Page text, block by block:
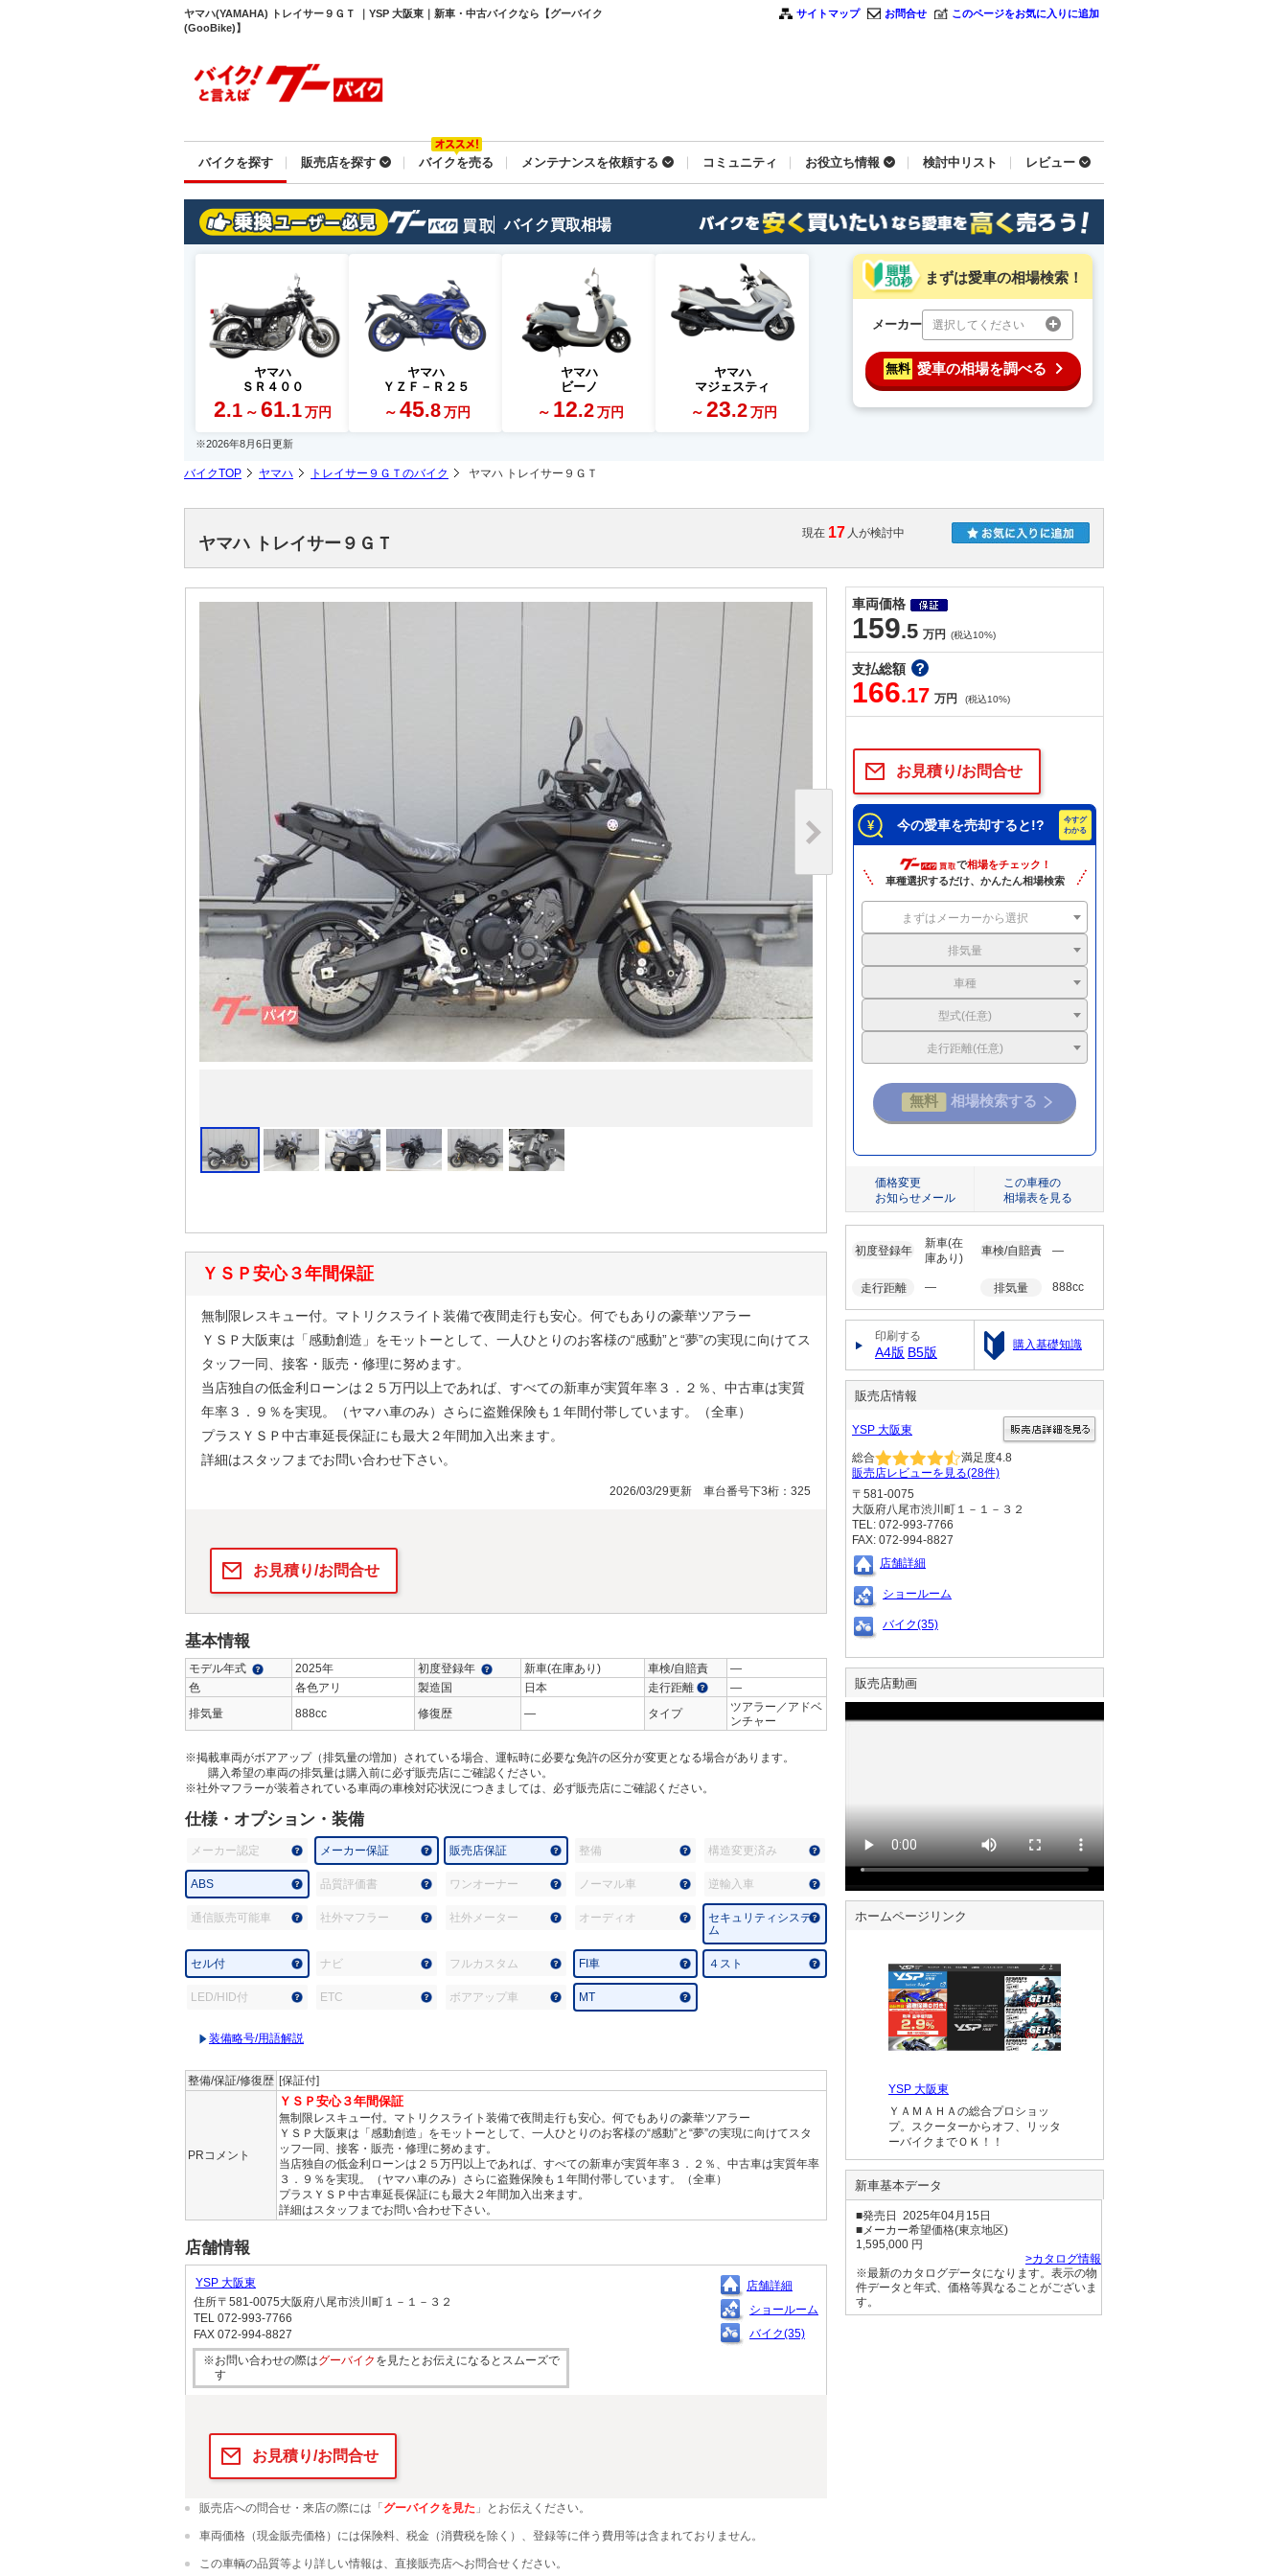
ヤマハ(YAMAHA) トレイサー９ＧＴ ｜YSP 大阪東｜新車・中古バイクなら【グーバイク
(GooBike)】
サイトマップ お問合せ このページをお気に入りに追加
バイクを探す 販売店を探す バイクを売る メンテナンスを依頼する コミュニティ お役立ち情報 検討中リスト レビュー
バイク買取相場
ヤマハ
ＳＲ４００
2.1 ～ 61.1 万円
ヤマハ
ＹＺＦ－Ｒ２５
～ 45.8 万円
ヤマハ
ビーノ
～ 12.2 万円
ヤマハ
マジェスティ
～ 23.2 万円
まずは愛車の相場検索！
メーカー 選択してください
無料 愛車の相場を調べる
※2026年8月6日更新
バイクTOP ヤマハ トレイサー９ＧＴのバイク ヤマハ トレイサー９ＧＴ
現在 17 人が検討中
ヤマハ トレイサー９ＧＴ
ＹＳＰ安心３年間保証
無制限レスキュー付。マトリクスライト装備で夜間走行も安心。何でもありの豪華ツアラー
ＹＳＰ大阪東は「感動創造」をモットーとして、一人ひとりのお客様の“感動”と“夢”の実現に向けてス
タッフ一同、接客・販売・修理に努めます。
当店独自の低金利ローンは２５万円以上であれば、すべての新車が実質年率３．２％、中古車は実質
年率３．９％を実現。（ヤマハ車のみ）さらに盗難保険も１年間付帯しています。（全車）
プラスＹＳＰ中古車延長保証にも最大２年間加入出来ます。
詳細はスタッフまでお問い合わせ下さい。
2026/03/29更新 車台番号下3桁：325
お見積り/お問合せ
基本情報
モデル年式 2025年 初度登録年 新車(在庫あり) 車検/自賠責
―
色
各色アリ 製造国 日本 走行距離
―
排気量
888cc 修復歴 ― タイプ
ツアラー／アドベ
ンチャー
※掲載車両がボアアップ（排気量の増加）されている場合、運転時に必要な免許の区分が変更となる場合があります。
購入希望の車両の排気量は購入前に必ず販売店にご確認ください。
※社外マフラーが装着されている車両の車検対応状況につきましては、必ず販売店にご確認ください。
仕様・オプション・装備
メーカー認定 メーカー保証 販売店保証 整備 構造変更済み
ABS 品質評価書 ワンオーナー ノーマル車 逆輸入車
通信販売可能車 社外マフラー 社外メーター オーディオ
セキュリティシステ
ム
セル付 ナビ フルカスタム FI車 ４スト
LED/HID付 ETC ボアアップ車 MT
装備略号/用語解説
整備/保証/修復歴 [保証付]
PRコメント
ＹＳＰ安心３年間保証
無制限レスキュー付。マトリクスライト装備で夜間走行も安心。何でもありの豪華ツアラー
ＹＳＰ大阪東は「感動創造」をモットーとして、一人ひとりのお客様の“感動”と“夢”の実現に向けてスタ
ッフ一同、接客・販売・修理に努めます。
当店独自の低金利ローンは２５万円以上であれば、すべての新車が実質年率３．２％、中古車は実質年率
３．９％を実現。（ヤマハ車のみ）さらに盗難保険も１年間付帯しています。（全車）
プラスＹＳＰ中古車延長保証にも最大２年間加入出来ます。
詳細はスタッフまでお問い合わせ下さい。
店舗情報
YSP 大阪東
住所〒581-0075大阪府八尾市渋川町１－１－３２
TEL 072-993-7766
FAX 072-994-8827
※お問い合わせの際はグーバイク を見たとお伝えになるとスムーズで
す
店舗詳細
ショールーム
バイク(35)
お見積り/お問合せ
販売店への問合せ・来店の際には「グーバイクを見た 」とお伝えください。
車両価格（現金販売価格）には保険料、税金（消費税を除く）、登録等に伴う費用等は含まれておりません。
この車輌の品質等より詳しい情報は、直接販売店へお問合せください。
車両価格
159.5 万円 (税込10%)
支払総額
166.17 万円 (税込10%)
お見積り/お問合せ
今の愛車を売却すると!?
で相場をチェック！
車種選択するだけ、かんたん相場検索
まずはメーカーから選択
排気量
車種
型式(任意)
走行距離(任意)
価格変更
お知らせメール
この車種の
相場表を見る
初度登録年
新車(在
庫あり)
車検/自賠責 ―
走行距離 ― 排気量 888cc
印刷する
A4版 B5版 購入基礎知識
販売店情報
YSP 大阪東
総合 満足度4.8
販売店レビューを見る(28件)
〒581-0075
大阪府八尾市渋川町１－１－３２
TEL: 072-993-7766
FAX: 072-994-8827
店舗詳細
ショールーム
バイク(35)
販売店動画
ホームページリンク
YSP 大阪東
ＹＡＭＡＨＡの総合プロショッ
プ。スクーターからオフ、リッタ
ーバイクまでＯＫ！！
新車基本データ
■発売日 2025年04月15日
■メーカー希望価格(東京地区)
1,595,000 円
>カタログ情報
※最新のカタログデータになります。表示の物
件データと年式、価格等異なることがございま
す。